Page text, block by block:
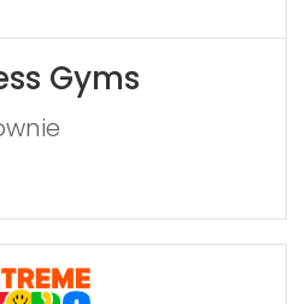
Gyms